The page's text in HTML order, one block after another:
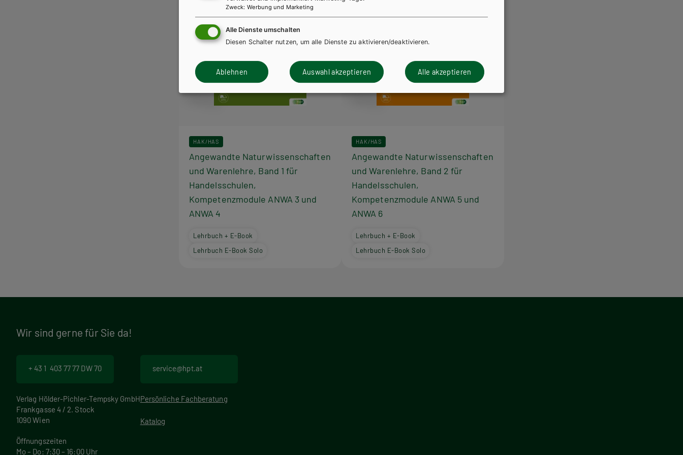
HAK/HAS
Angewandte Naturwissenschaften
und Warenlehre, Band 1 für
Handelsschulen,
Kompetenzmodule ANWA 3 und
ANWA 4
Lehrbuch + E-Book
Lehrbuch E-Book Solo
HAK/HAS
Angewandte Naturwissenschaften
und Warenlehre, Band 2 für
Handelsschulen,
Kompetenzmodule ANWA 5 und
ANWA 6
Lehrbuch + E-Book
Lehrbuch E-Book Solo
Wir sind gerne für Sie da!
+ 43 1 403 77 77 DW 70
Verlag Hölder-Pichler-Tempsky GmbH
Frankgasse 4 / 2. Stock
1090 Wien
Öffnungszeiten
Mo – Do: 7:30 – 16:00 Uhr
service@hpt.at
Persönliche Fachberatung
Katalog
Zweck: Werbung und Marketing
Alle Dienste umschalten
Diesen Schalter nutzen, um alle Dienste zu aktivieren/deaktivieren.
Ablehnen Auswahl akzeptieren Alle akzeptieren